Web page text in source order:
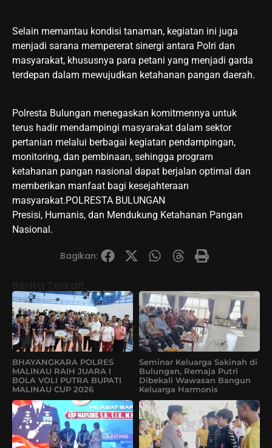
Selain memantau kondisi tanaman, kegiatan ini juga
menjadi sarana mempererat sinergi antara Polri dan
masyarakat, khususnya para petani yang menjadi garda
terdepan dalam mewujudkan ketahanan pangan daerah.
Polresta Bulungan menegaskan komitmennya untuk
terus hadir mendampingi masyarakat dalam sektor
pertanian melalui berbagai kegiatan pendampingan,
monitoring, dan pembinaan, sehingga program
ketahanan pangan nasional dapat berjalan optimal dan
memberikan manfaat bagi kesejahteraan
masyarakat.POLRESTA BULUNGAN
Presisi, Humanis, dan Mendukung Ketahanan Pangan
Nasional.
Bagikan:
BHAYANGKARA POLRES
MALINAU RAIH JUARA I
BOLA VOLI PUTRA BUPATI
MALINAU CUP 2026
Seminar Keluarga Sakinah di
Bulungan, Remaja Putri
Dibekali Wawasan Bangun
Keluarga Harmonis